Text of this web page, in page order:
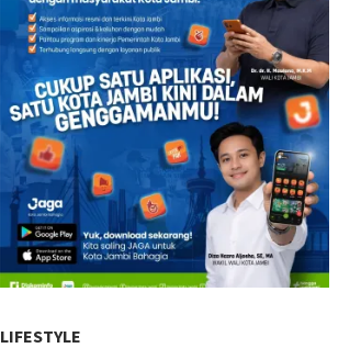
LIFESTYLE